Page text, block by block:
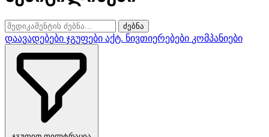
ძებნა
დაავადებები ჯგუფები აქტ. ნივთიერებები კომპანიები